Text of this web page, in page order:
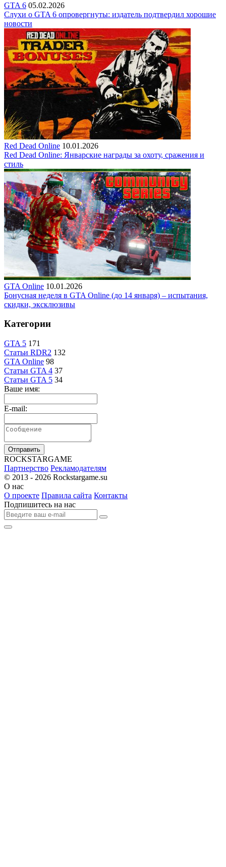
GTA 6 05.02.2026
Слухи о GTA 6 опровергнуты: издатель подтвердил хорошие
новости
Red Dead Online 10.01.2026
Red Dead Online: Январские награды за охоту, сражения и
стиль
GTA Online 10.01.2026
Бонусная неделя в GTA Online (до 14 января) – испытания,
скидки, эксклюзивы
Категории
GTA 5 171
Статьи RDR2 132
GTA Online 98
Статьи GTA 4 37
Статьи GTA 5 34
Ваше имя:
E-mail:
Отправить
ROCKSTARGAME
Партнерство Рекламодателям
© 2013 - 2026 Rockstargame.su
О нас
О проекте Правила сайта Контакты
Подпишитесь на нас